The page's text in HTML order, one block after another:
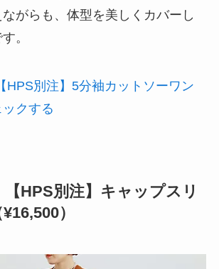
がらも、体型を美しくカバーし
。
別注】5分袖カットソーワン
クする
HPS別注】キャップスリ
）